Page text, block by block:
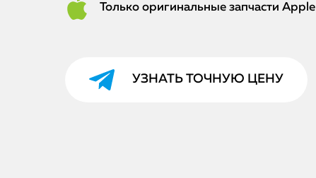
Только оригинальные запчасти Apple
УЗНАТЬ ТОЧНУЮ ЦЕНУ